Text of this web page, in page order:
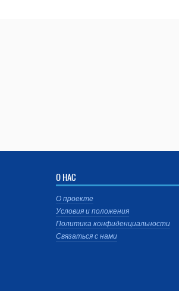
О НАС
О проекте
Условия и положения
Политика конфиденциальности
Связаться с нами